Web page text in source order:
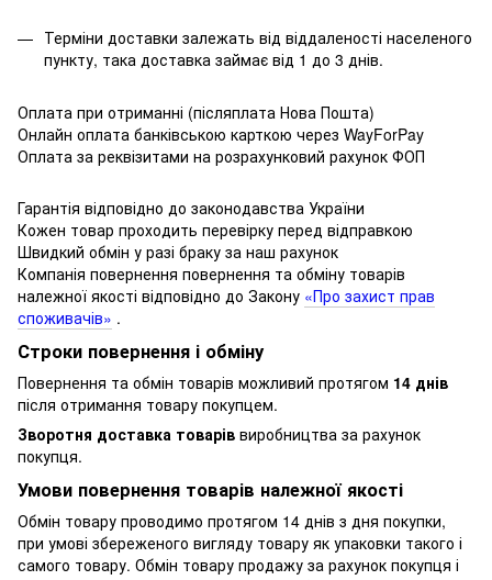
Терміни доставки залежать від віддаленості населеного
пункту, така доставка займає від 1 до 3 днів.
Оплата при отриманні (післяплата Нова Пошта)
Онлайн оплата банківською карткою через WayForPay
Оплата за реквізитами на розрахунковий рахунок ФОП
Гарантія відповідно до законодавства України
Кожен товар проходить перевірку перед відправкою
Швидкий обмін у разі браку за наш рахунок
Компанія повернення повернення та обміну товарів
належної якості відповідно до Закону «Про захист прав
споживачів» .
Строки повернення і обміну
Повернення та обмін товарів можливий протягом 14 днів
після отримання товару покупцем.
Зворотня доставка товарів виробництва за рахунок
покупця.
Умови повернення товарів належної якості
Обмін товару проводимо протягом 14 днів з дня покупки,
при умові збереженого вигляду товару як упаковки такого і
самого товару. Обмін товару продажу за рахунок покупця і